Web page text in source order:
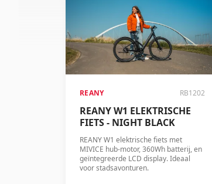
REANY RB1202
REANY W1 ELEKTRISCHE
FIETS - NIGHT BLACK
REANY W1 elektrische fiets met
MIVICE hub-motor, 360Wh batterij, en
geïntegreerde LCD display. Ideaal
voor stadsavonturen.